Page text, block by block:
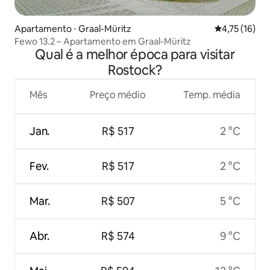
Apartamento ⋅ Graal-Müritz 4,75 de uma
4,75 (16)
Fewo 13.2 – Apartamento em Graal-Müritz
Qual é a melhor época para visitar
Rostock?
Mês
Jan.
Fev.
Mar.
Abr.
Preço médio
R$ 517
R$ 517
R$ 507
R$ 574
Temp. média
2 °C
2 °C
5 °C
9 °C